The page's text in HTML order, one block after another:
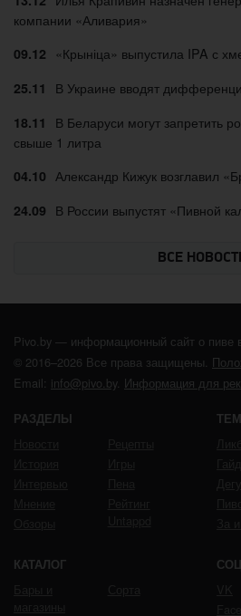
компании «Аливария»
09.12 «Крыніца» выпустила IPA с
25.11 В Украине вводят
18.11
В Беларуси могут запретить
свыше 1 литра
04.10 Александр Кижук возглавил
24.09 В России выпустят «Пивной
ВСЕ
Pivo.by — информационный сайт о пиве
© 2016–2026 Все права защищены.
Email: info@pivo.by. Информация для
РАЗДЕЛЫ
КАТАЛОГ